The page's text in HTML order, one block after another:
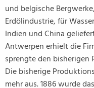
und belgische
Erdölindustrie, für
Indien und China
Antwerpen erhielt die
sprengte den
Die bisherige
mehr aus. 1886 wurde